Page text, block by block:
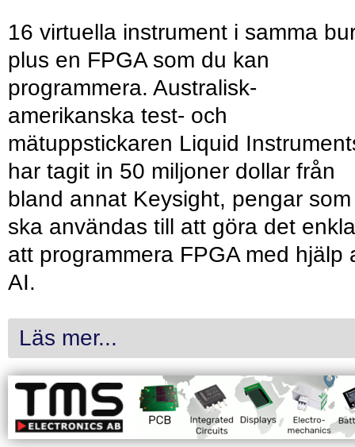
16 virtuella instrument i samma
plus en FPGA som du kan
programmera. Australisk-
amerikanska test- och
mätuppstickaren Liquid
har tagit in 50 miljoner dollar från
bland annat Keysight, pengar som
ska användas till att göra det
att programmera FPGA med hjälp
AI.
Läs mer...